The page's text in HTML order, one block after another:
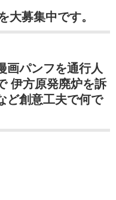
大募集中です。
パンフを通行人
伊方原発廃炉を訴
創意工夫で何で